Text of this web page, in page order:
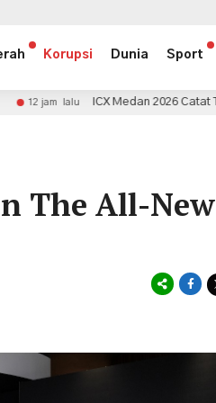
Korupsi Dunia Sport
2026 Catat Transaksi Rp1,5 Miliar
The All-New